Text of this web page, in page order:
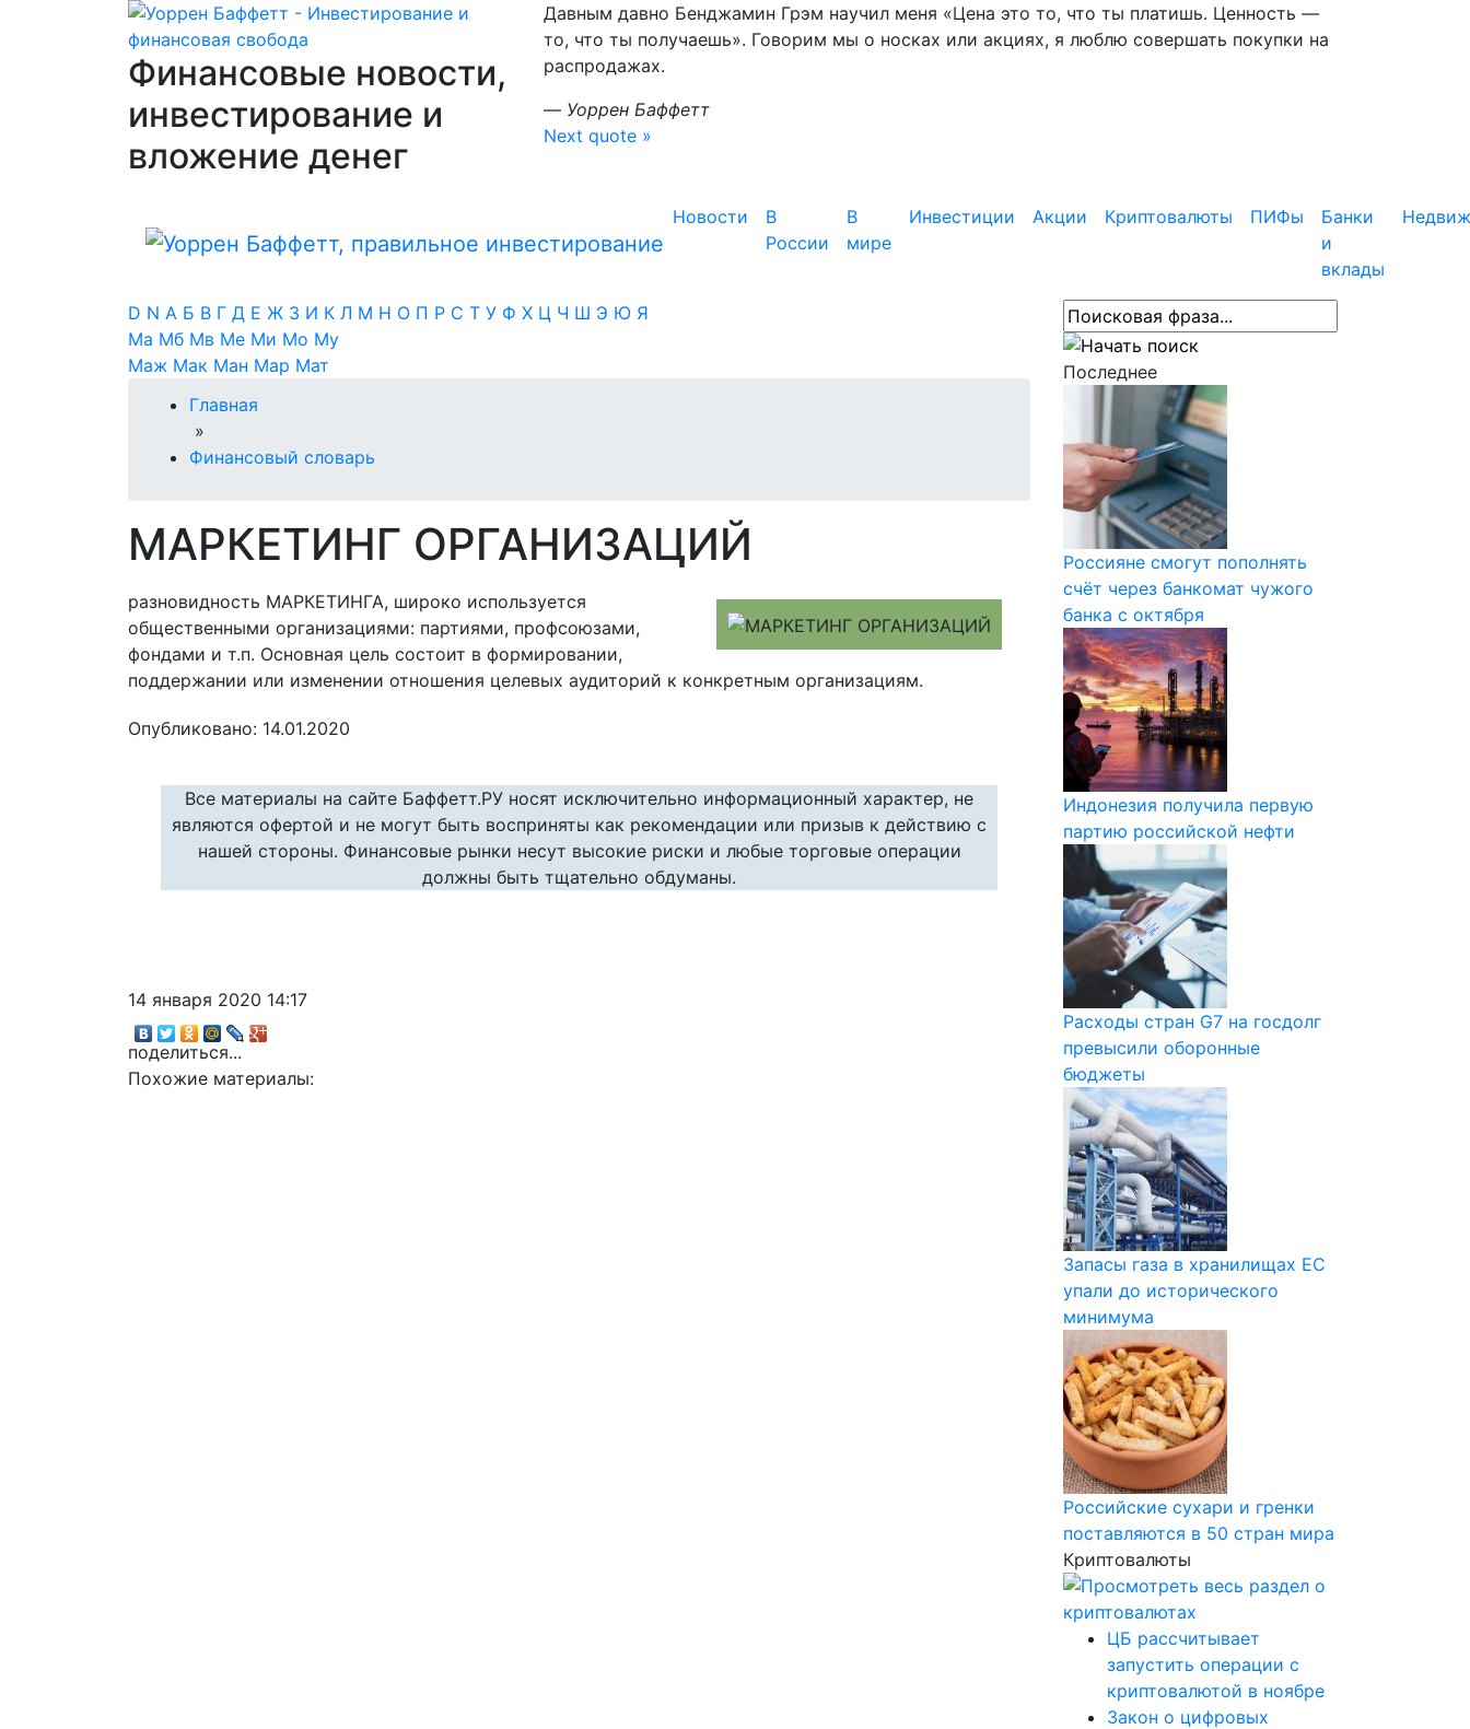
Финансовые новости,
инвестирование и
вложение денег
Давным давно Бенджамин Грэм научил меня «Цена это то, что ты платишь. Ценность —
то, что ты получаешь». Говорим мы о носках или акциях, я люблю совершать покупки на
распродажах.
— Уоррен Баффетт
Next quote »
Новости
В
России
В
мире
Инвестиции Акции Криптовалюты ПИФы
Банки
и
вклады
D N А Б В Г Д Е Ж З И К Л М Н О П Р С Т У Ф Х Ц Ч Ш Э Ю Я
Ма Мб Мв Ме Ми Мо Му
Маж Мак Ман Мар Мат
Главная
»
Финансовый словарь
МАРКЕТИНГ ОРГАНИЗАЦИЙ
разновидность МАРКЕТИНГА, широко используется
общественными организациями: партиями, профсоюзами,
фондами и т.п. Основная цель состоит в формировании,
поддержании или изменении отношения целевых аудиторий к конкретным организациям.
Опубликовано: 14.01.2020
Все материалы на сайте Баффетт.РУ носят исключительно информационный характер, не
являются офертой и не могут быть восприняты как рекомендации или призыв к действию с
нашей стороны. Финансовые рынки несут высокие риски и любые торговые операции
должны быть тщательно обдуманы.
14 января 2020 14:17
поделиться...
Похожие материалы:
Последнее
Россияне смогут пополнять
счёт через банкомат чужого
банка с октября
Индонезия получила первую
партию российской нефти
Расходы стран G7 на госдолг
превысили оборонные
бюджеты
Запасы газа в хранилищах ЕС
упали до исторического
минимума
Российские сухари и гренки
поставляются в 50 стран мира
Криптовалюты
ЦБ рассчитывает
запустить операции с
криптовалютой в ноябре
Закон о цифровых